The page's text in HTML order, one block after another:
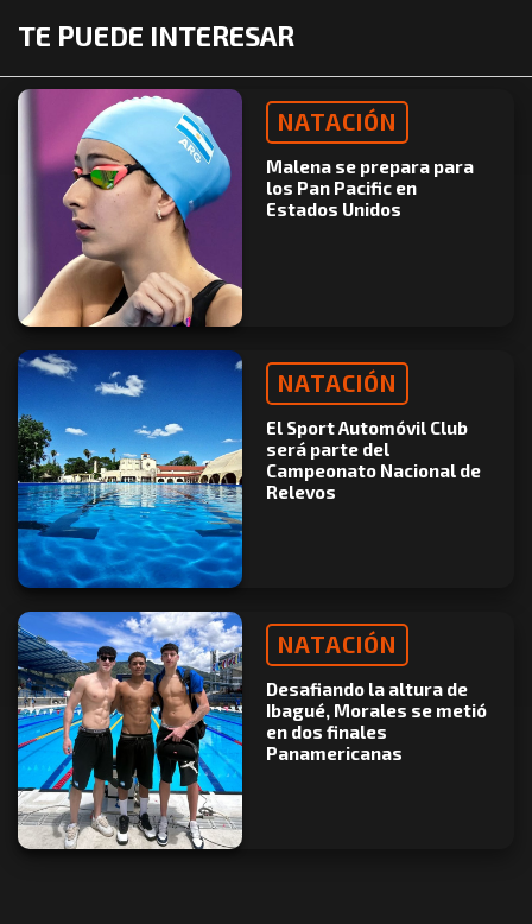
TE PUEDE INTERESAR
NATACIÓN
Malena se prepara para
los Pan Pacific en
Estados Unidos
NATACIÓN
El Sport Automóvil Club
será parte del
Campeonato Nacional de
Relevos
NATACIÓN
Desafiando la altura de
Ibagué, Morales se metió
en dos finales
Panamericanas